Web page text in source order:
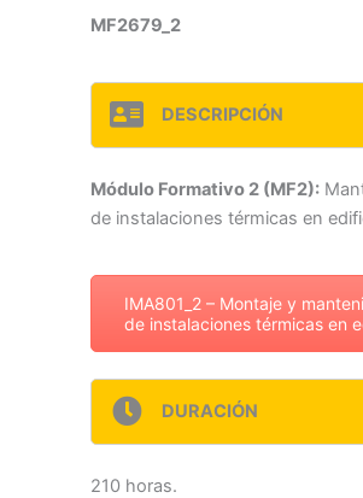
MF2679_2
DESCRIPCIÓN
Módulo Formativo 2 (MF2):
de instalaciones térmicas en
IMA801_2 – Montaje y
de instalaciones térmicas en
DURACIÓN
210 horas.